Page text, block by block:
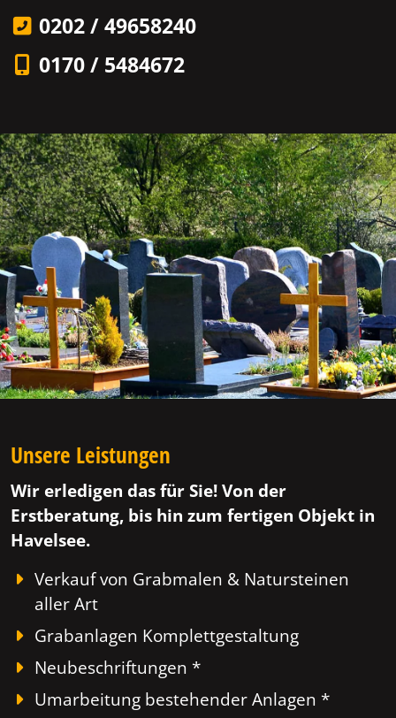
0202 / 49658240
0170 / 5484672
Unsere Leistungen
Wir erledigen das für Sie! Von der
Erstberatung, bis hin zum fertigen Objekt in
Havelsee.
Verkauf von Grabmalen & Natursteinen
aller Art
Grabanlagen Komplettgestaltung
Neubeschriftungen *
Umarbeitung bestehender Anlagen *